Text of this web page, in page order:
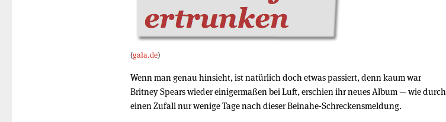
(gala.de)
Wenn man genau hinsieht, ist natürlich doch etwas passiert, denn kaum war
Britney Spears wieder einigermaßen bei Luft, erschien ihr neues Album — wie durch
einen Zufall nur wenige Tage nach dieser Beinahe-Schreckensmeldung.